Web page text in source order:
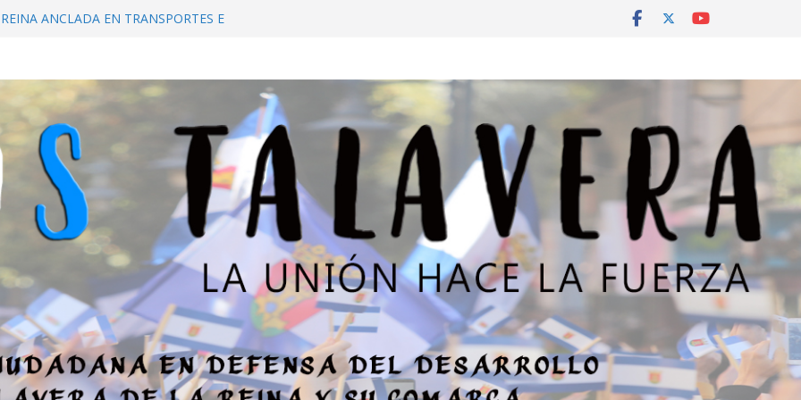
ANCLADA EN TRANSPORTES E
PÚBLICA DE TALAVERA. «ES PARA
LA SITUACIÓN ES GRAVE»
ESTATUTO DE AUTONOMÍA: ¿SE
A TALAVERA DE LA REINA?